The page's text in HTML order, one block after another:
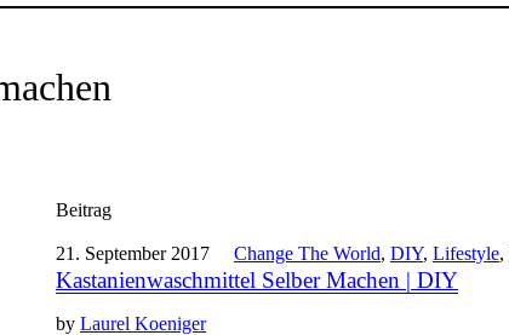
Beitrag
21. September 2017 Change The World,DIY,Lifestyle,
Kastanienwaschmittel Selber Machen | DIY
byLaurel Koeniger